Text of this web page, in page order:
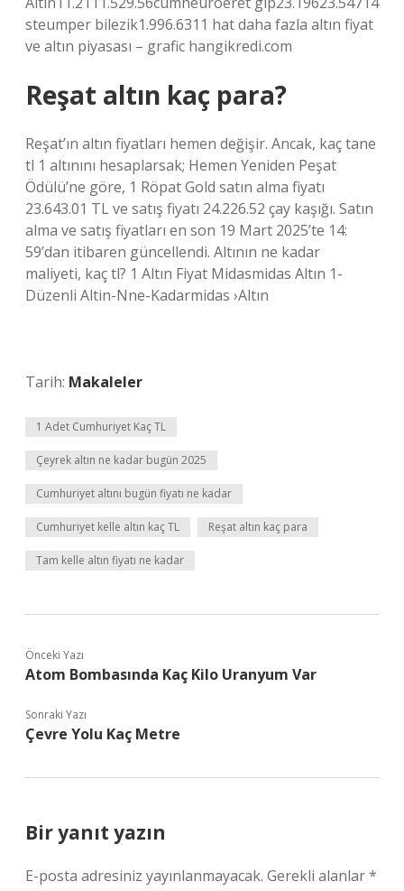
steumper bilezik1.996.6311 hat daha fazla altın fiyat
ve altın piyasası – grafic hangikredi.com
Reşat altın kaç para?
Reşat’ın altın fiyatları hemen değişir. Ancak, kaç tane
tl 1 altınını hesaplarsak; Hemen Yeniden Peşat
Ödülü’ne göre, 1 Röpat Gold satın alma fiyatı
23.643.01 TL ve satış fiyatı 24.226.52 çay kaşığı. Satın
alma ve satış fiyatları en son 19 Mart 2025’te 14:
59’dan itibaren güncellendi. Altının ne kadar
maliyeti, kaç tl? 1 Altın Fiyat Midasmidas Altın 1-
Düzenli Altin-Nne-Kadarmidas ›Altın
Tarih: Makaleler
1 Adet Cumhuriyet Kaç TL
Çeyrek altın ne kadar bugün 2025
Cumhuriyet altını bugün fiyatı ne kadar
Cumhuriyet kelle altın kaç TL Reşat altın kaç para
Tam kelle altın fiyatı ne kadar
Önceki Yazı
Atom Bombasında Kaç Kilo Uranyum Var
Sonraki Yazı
Çevre Yolu Kaç Metre
Bir yanıt yazın
E-posta adresiniz yayınlanmayacak. Gerekli alanlar*